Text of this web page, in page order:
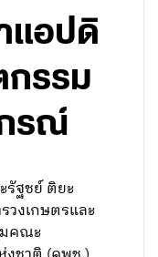
แอปดิ
กรรม
รณ์
รัฐชย์ ติยะ
วงเกษตรและ
คณะ